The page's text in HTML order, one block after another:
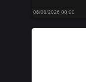
06/08/2026 00:00